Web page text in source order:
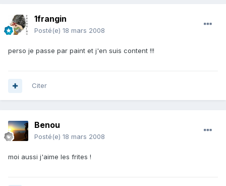
1frangin
Posté(e) 18 mars 2008
perso je passe par paint et j'en suis content !!!
Citer
Benou
Posté(e) 18 mars 2008
moi aussi j'aime les frites !